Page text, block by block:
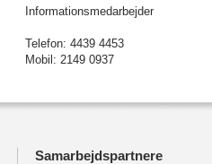
Informationsmedarbejder
Telefon: 4439 4453
Mobil: 2149 0937
Samarbejdspartnere